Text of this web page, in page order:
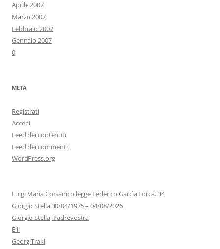
Aprile 2007
Marzo 2007
Febbraio 2007
Gennaio 2007
0
META
Registrati
Accedi
Feed dei contenuti
Feed dei commenti
WordPress.org
Luigi Maria Corsanico legge Federico Garcìa Lorca. 34
Giorgio Stella 30/04/1975 – 04/08/2026
Giorgio Stella, Padrevostra
È lì
Georg Trakl